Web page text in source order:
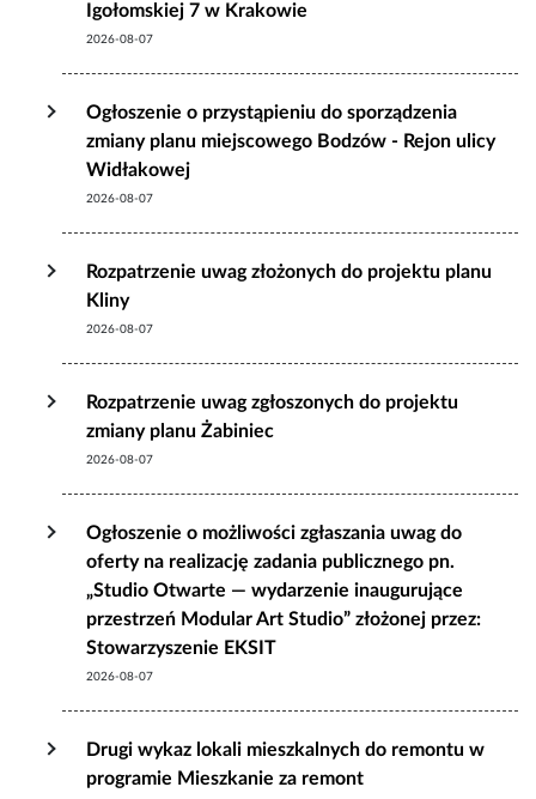
Igołomskiej 7 w Krakowie
2026-08-07
Ogłoszenie o przystąpieniu do sporządzenia
zmiany planu miejscowego Bodzów - Rejon ulicy
Widłakowej
2026-08-07
Rozpatrzenie uwag złożonych do projektu planu
Kliny
2026-08-07
Rozpatrzenie uwag zgłoszonych do projektu
zmiany planu Żabiniec
2026-08-07
Ogłoszenie o możliwości zgłaszania uwag do
oferty na realizację zadania publicznego pn.
„Studio Otwarte — wydarzenie inaugurujące
przestrzeń Modular Art Studio” złożonej przez:
Stowarzyszenie EKSIT
2026-08-07
Drugi wykaz lokali mieszkalnych do remontu w
programie Mieszkanie za remont